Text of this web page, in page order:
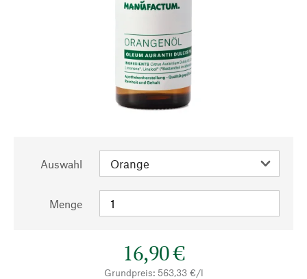
Auswahl
Menge
16,90 €
Grundpreis: 563,33 €/l